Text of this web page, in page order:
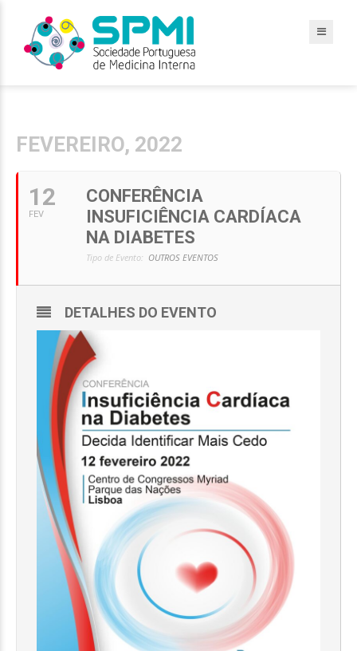
FEVEREIRO, 2022
12
FEV
CONFERÊNCIA
INSUFICIÊNCIA CARDÍACA
NA DIABETES
Tipo de Evento: OUTROS EVENTOS
DETALHES DO EVENTO